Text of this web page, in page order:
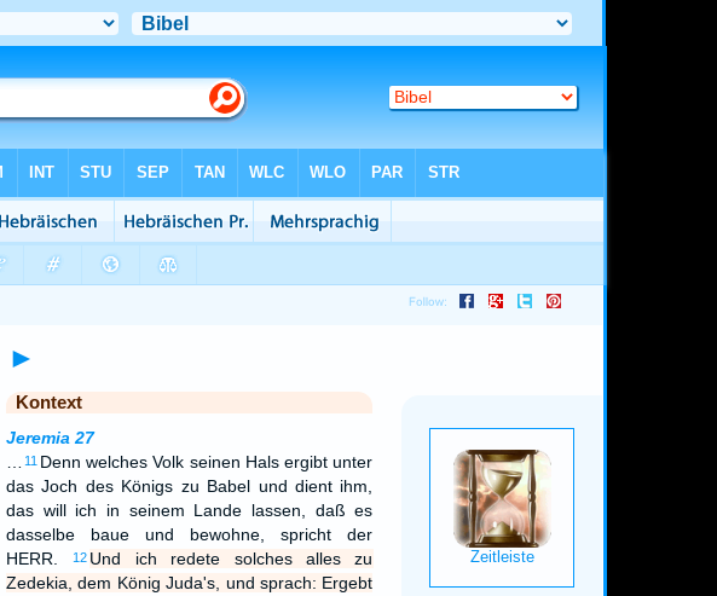
►
Kontext
Jeremia 27
11 Denn welches Volk seinen Hals ergibt unter
das Joch des Königs zu Babel und dient ihm,
das will ich in seinem Lande lassen, daß es
dasselbe baue und bewohne, spricht der
HERR.
12 Und ich redete solches alles zu
Zedekia, dem König Juda's, und sprach: Ergebt